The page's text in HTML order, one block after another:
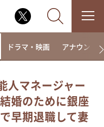
ドラマ・映画 アナウンサー
人マネージャー
婚のために銀座
早期退職して妻